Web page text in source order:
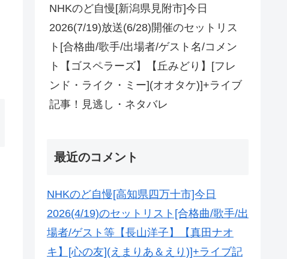
NHKのど自慢[新潟県見附市]今日
2026(7/19)放送(6/28)開催のセットリス
ト[合格曲/歌手/出場者/ゲスト名/コメン
ト【ゴスペラーズ】【丘みどり】[フレ
ンド・ライク・ミー](オオタケ)]+ライブ
記事！見逃し・ネタバレ
最近のコメント
NHKのど自慢[高知県四万十市]今日
2026(4/19)のセットリスト[合格曲/歌手/出
場者/ゲスト等【長山洋子】【真田ナオ
キ】[心の友](えまりあ＆えり)]+ライブ記